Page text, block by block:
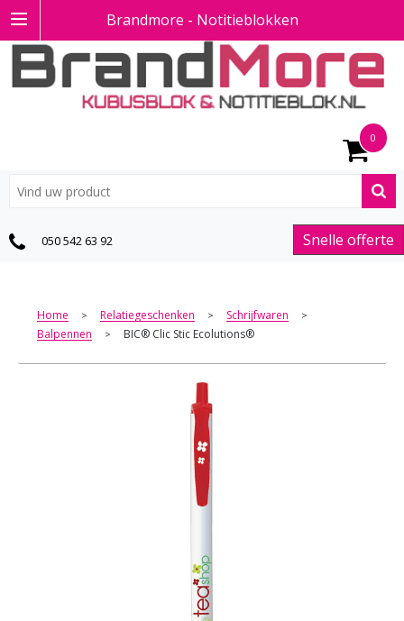
Brandmore - Notitieblokken
0
Snelle offerte
050 542 63 92
Home > Relatiegeschenken > Schrijfwaren >
Balpennen > BIC® Clic Stic Ecolutions®